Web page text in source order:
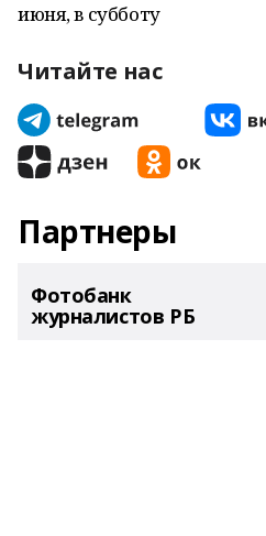
июня, в субботу
Читайте нас
Партнеры
Фотобанк
журналистов РБ